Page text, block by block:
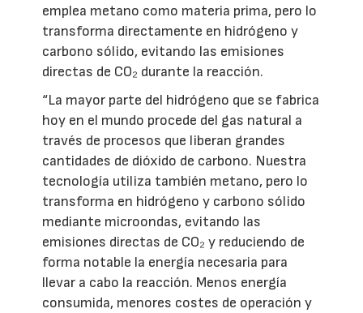
emplea metano como materia prima, pero lo
transforma directamente en hidrógeno y
carbono sólido, evitando las emisiones
directas de CO₂ durante la reacción.
“La mayor parte del hidrógeno que se fabrica
hoy en el mundo procede del gas natural a
través de procesos que liberan grandes
cantidades de dióxido de carbono. Nuestra
tecnología utiliza también metano, pero lo
transforma en hidrógeno y carbono sólido
mediante microondas, evitando las
emisiones directas de CO₂ y reduciendo de
forma notable la energía necesaria para
llevar a cabo la reacción. Menos energía
consumida, menores costes de operación y